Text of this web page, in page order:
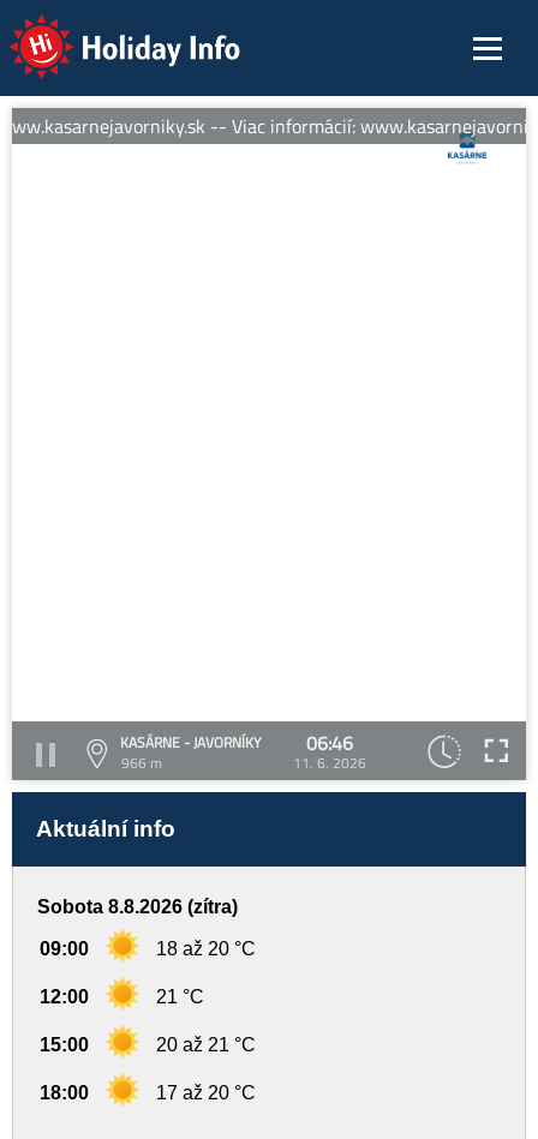
Holiday Info
-- Viac informácií:
KASÁRNE - JAVORNÍKY
966 m
06:46
11. 6. 2026
Aktuální info
Sobota 8.8.2026 (zítra)
09:00 18 až 20 °C
12:00 21 °C
15:00 20 až 21 °C
18:00 17 až 20 °C